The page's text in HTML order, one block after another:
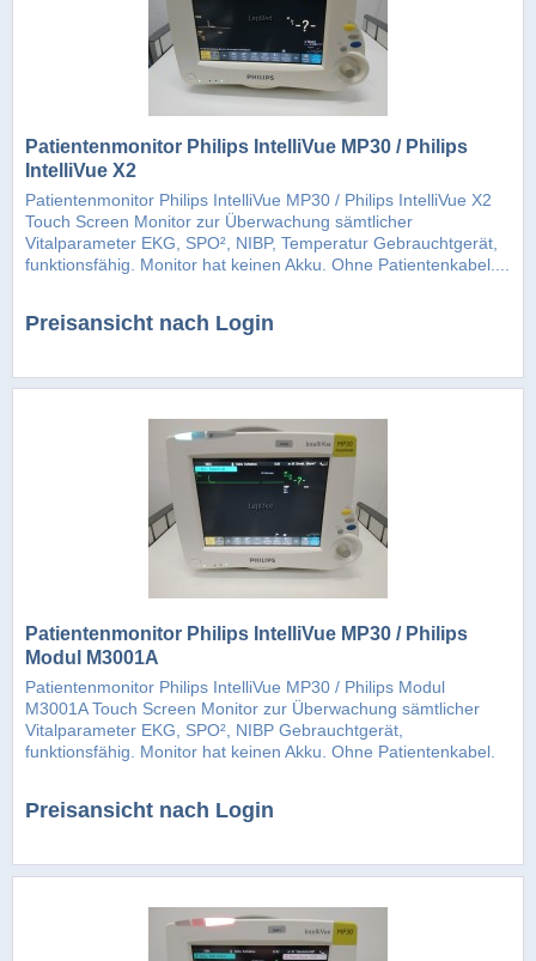
Patientenmonitor Philips IntelliVue MP30 / Philips
IntelliVue X2
Patientenmonitor Philips IntelliVue MP30 / Philips IntelliVue X2
Touch Screen Monitor zur Überwachung sämtlicher
Vitalparameter EKG, SPO², NIBP, Temperatur Gebrauchtgerät,
funktionsfähig. Monitor hat keinen Akku. Ohne Patientenkabel....
Preisansicht nach Login
Patientenmonitor Philips IntelliVue MP30 / Philips
Modul M3001A
Patientenmonitor Philips IntelliVue MP30 / Philips Modul
M3001A Touch Screen Monitor zur Überwachung sämtlicher
Vitalparameter EKG, SPO², NIBP Gebrauchtgerät,
funktionsfähig. Monitor hat keinen Akku. Ohne Patientenkabel.
Preisansicht nach Login